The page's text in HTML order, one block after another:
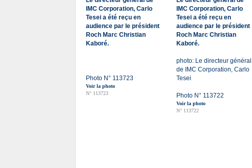
IMC Corporation, Carlo
Tesei a été reçu en
audience par le président
Roch Marc Christian
Kaboré.
Photo N° 113723
Voir la photo
N° 113723
IMC Corporation, Carlo
Tesei a été reçu en
audience par le président
Roch Marc Christian
Kaboré.
photo: Le directeur général
de IMC Corporation, Carlo
Tesei
Photo N° 113722
Voir la photo
N° 113722